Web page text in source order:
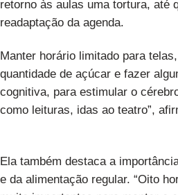
retorno às aulas uma tortura, até
readaptação da agenda.
Manter horário limitado para
quantidade de açúcar e fazer
cognitiva, para estimular o
como leituras, idas ao teatro”,
Ela também destaca a
e da alimentação regular. “Oito